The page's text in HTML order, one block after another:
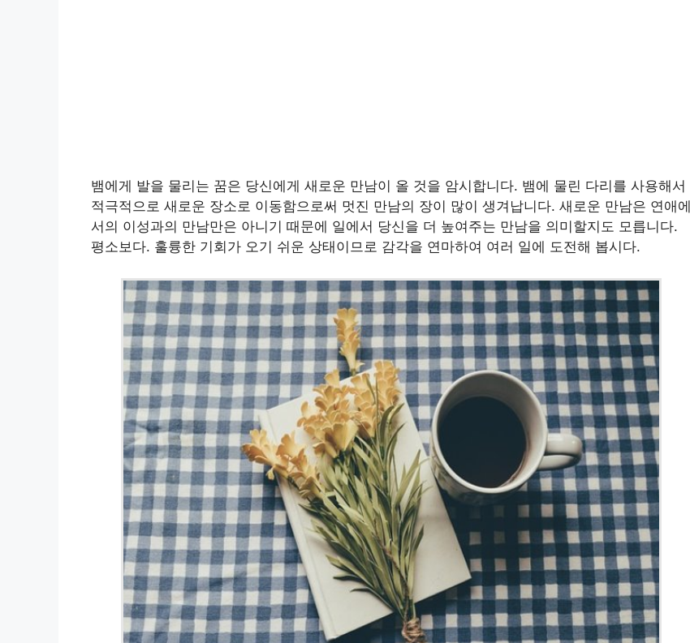
뱀에게 발을 물리는 꿈은 당신에게 새로운 만남이 올 것을 암시합니다. 뱀에 물린 다리를 사용해서
적극적으로 새로운 장소로 이동함으로써 멋진 만남의 장이 많이 생겨납니다. 새로운 만남은 연애에
서의 이성과의 만남만은 아니기 때문에 일에서 당신을 더 높여주는 만남을 의미할지도 모릅니다.
평소보다. 훌륭한 기회가 오기 쉬운 상태이므로 감각을 연마하여 여러 일에 도전해 봅시다.